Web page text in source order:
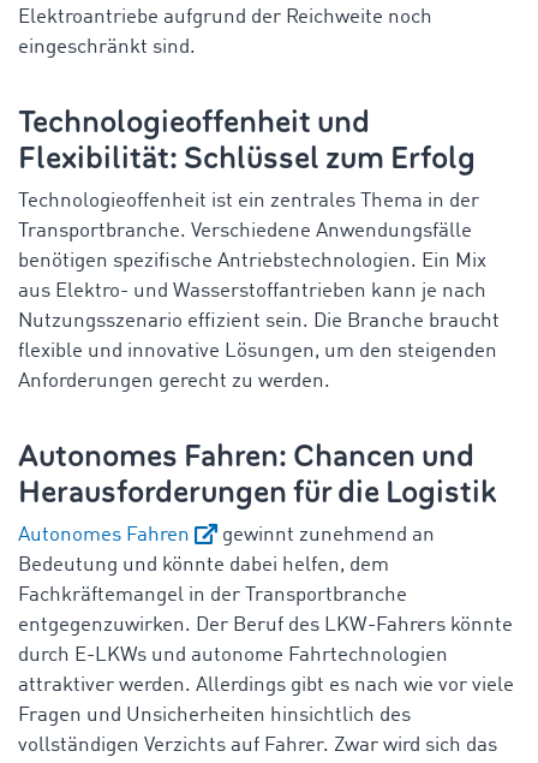
Elektroantriebe aufgrund der Reichweite noch
eingeschränkt sind.
Technologieoffenheit und
Flexibilität: Schlüssel zum Erfolg
Technologieoffenheit ist ein zentrales Thema in der
Transportbranche. Verschiedene Anwendungsfälle
benötigen spezifische Antriebstechnologien. Ein Mix
aus Elektro- und Wasserstoffantrieben kann je nach
Nutzungsszenario effizient sein. Die Branche braucht
flexible und innovative Lösungen, um den steigenden
Anforderungen gerecht zu werden.
Autonomes Fahren: Chancen und
Herausforderungen für die Logistik
Autonomes Fahren
gewinnt zunehmend an
Bedeutung und könnte dabei helfen, dem
Fachkräftemangel in der Transportbranche
entgegenzuwirken. Der Beruf des LKW-Fahrers könnte
durch E-LKWs und autonome Fahrtechnologien
attraktiver werden. Allerdings gibt es nach wie vor viele
Fragen und Unsicherheiten hinsichtlich des
vollständigen Verzichts auf Fahrer. Zwar wird sich das